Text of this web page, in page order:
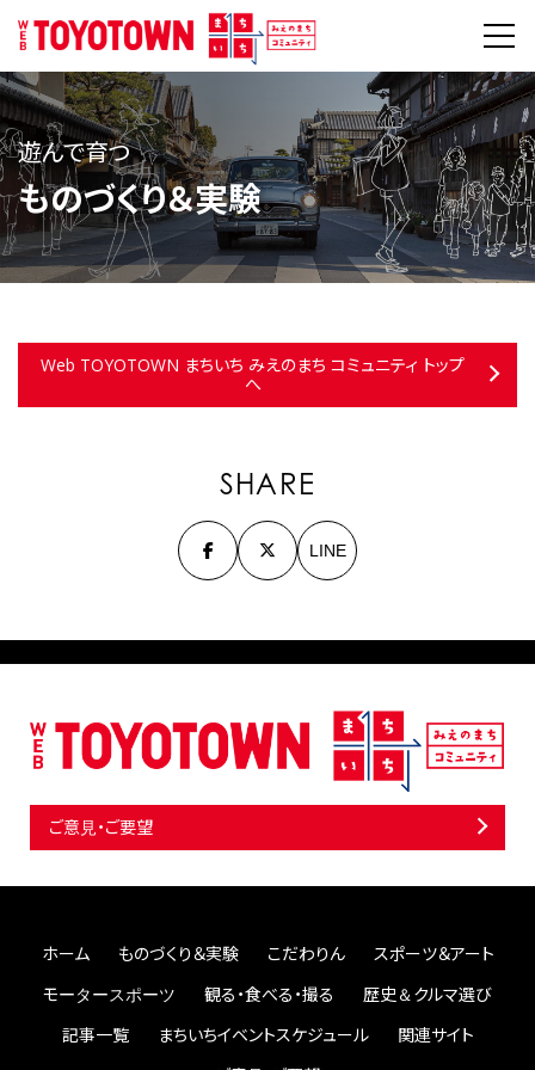
遊んで育つ
ものづくり＆実験
Web TOYOTOWN まちいち みえのまち コミュニティ トップ
へ
SHARE
LINE
ご意見・ご要望
ホーム ものづくり＆実験 こだわりん
スポーツ＆アート
モータースポーツ
観る・食べる・撮る
歴史＆クルマ選び
記事一覧
まちいちイベントスケジュール
関連サイト